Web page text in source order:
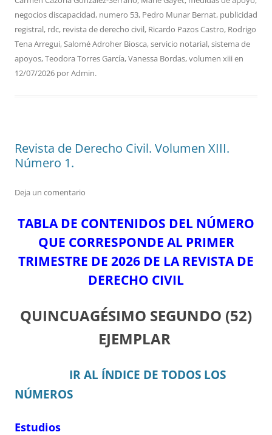
negocios discapacidad, numero 53, Pedro Munar Bernat, publicidad
registral, rdc, revista de derecho civil, Ricardo Pazos Castro, Rodrigo
Tena Arregui,Salomé Adroher Biosca,servicio notarial,sistema de
apoyos,Teodora Torres García,Vanessa Bordas,volumen xiiien
12/07/2026 porAdmin.
Revista de Derecho Civil. Volumen XIII.
Número 1.
Deja un comentario
TABLA DE CONTENIDOS DEL NÚMERO
QUE CORRESPONDE AL PRIMER
TRIMESTRE DE 2026 DE LA REVISTA DE
DERECHO CIVIL
QUINCUAGÉSIMO SEGUNDO (52)
EJEMPLAR
IR AL ÍNDICE DE TODOS LOS
NÚMEROS
Estudios